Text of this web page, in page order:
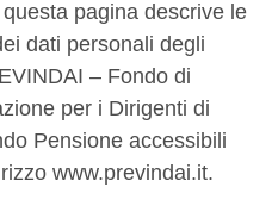
pagina descrive le
dati personali degli
– Fondo di
per i Dirigenti di
Pensione accessibili
www.previndai.it.